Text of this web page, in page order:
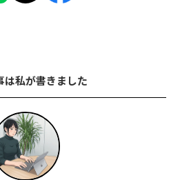
は私が書きました